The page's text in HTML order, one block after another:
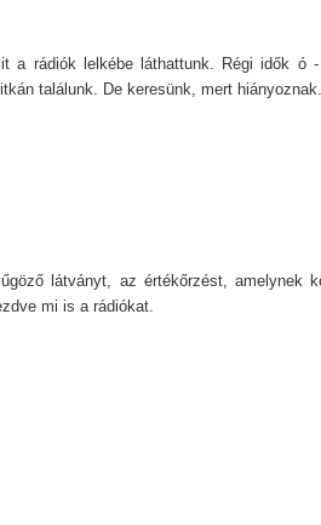
a rádiók lelkébe láthattunk. Régi idők ó
találunk. De keresünk, mert hiányoznak.
látványt, az értékőrzést, amelynek
mi is a rádiókat.